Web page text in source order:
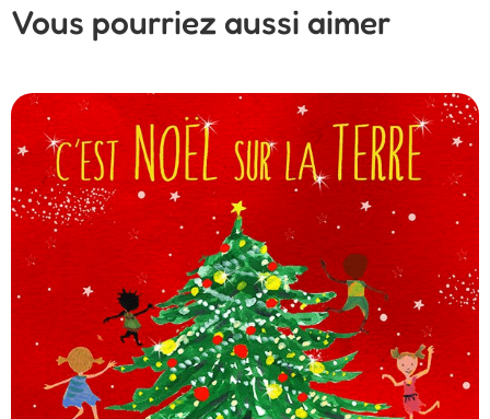
Vous pourriez aussi aimer